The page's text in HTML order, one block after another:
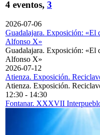
4 eventos, 3
2026-07-06
Guadalajara. Exposición: «El
Alfonso X»
Guadalajara. Exposición: «El
Alfonso X»
2026-07-12
Atienza. Exposición.
Atienza. Exposición.
12:30 - 14:30
Fontanar. XXXVII